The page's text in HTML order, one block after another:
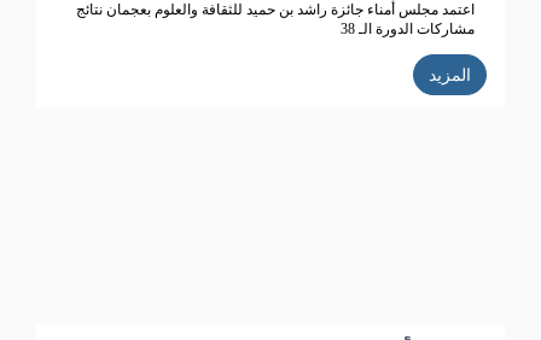
اعتمد مجلس أمناء جائزة راشد بن حميد للثقافة والعلوم بعجمان نتائج
مشاركات الدورة الـ 38
المزيد